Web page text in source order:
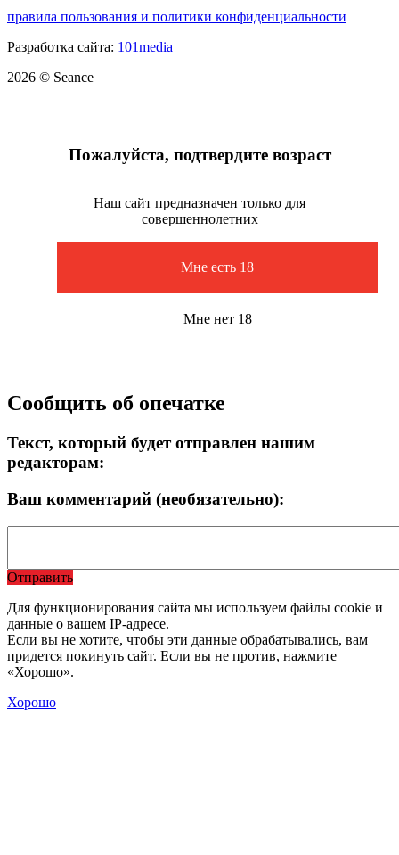
правила пользования и политики конфиденциальности
Разработка сайта: 101media
2026 © Seance
Пожалуйста, подтвердите возраст
Наш сайт предназначен только для
совершеннолетних
Мне есть 18
Мне нет 18
Сообщить об опечатке
Текст, который будет отправлен нашим
редакторам:
Ваш комментарий (необязательно):
Отправить
Для функционирования сайта мы используем файлы cookie и
данные о вашем IP-адресе.
Если вы не хотите, чтобы эти данные обрабатывались, вам
придется покинуть сайт. Если вы не против, нажмите
«Хорошо».
Хорошо